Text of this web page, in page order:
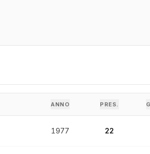
ANNO PRES.
1977 22